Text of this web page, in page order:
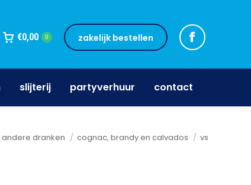
€0,00 0 zakelijk bestellen
slijterij partyverhuur contact
hier:
andere dranken cognac, brandy en calvados vs